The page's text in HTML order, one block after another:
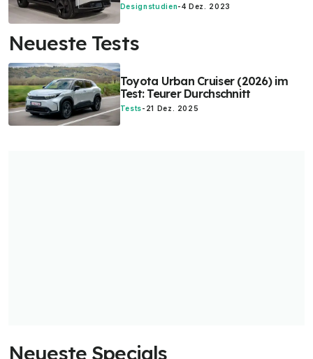
Designstudien-4 Dez. 2023
Neueste Tests
Toyota Urban Cruiser (2026) im
Test: Teurer Durchschnitt
Tests- 21 Dez. 2025
Neueste Specials